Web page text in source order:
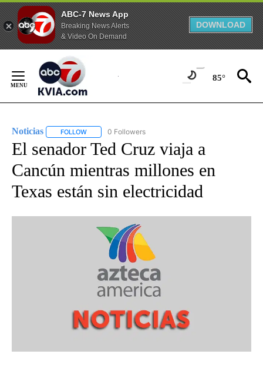
ABC-7 News App
Breaking News Alerts
& Video On Demand
DOWNLOAD
Content
85°
Noticias FOLLOW FOLLOW "NOTICIAS" TO RECEIVE NOTIFICATIONS
0 Followers
El senador Ted Cruz viaja a
Cancún mientras millones en
Texas están sin electricidad